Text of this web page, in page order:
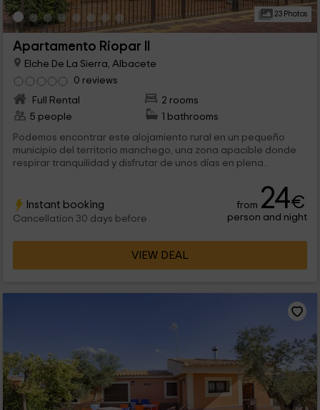
23 Photos
Apartamento Riopar II
Elche De La Sierra, Albacete
0 reviews
Full Rental
2 rooms
5 people
1 bathrooms
Podemos encontrar este alojamiento rural en un pequeño
municipio del territorio manchego, una zona apacible donde
respirar tranquilidad y disfrutar de unos días en plena...
Instant booking
Cancellation 30 days before
from 24€
person and night
VIEW DEAL